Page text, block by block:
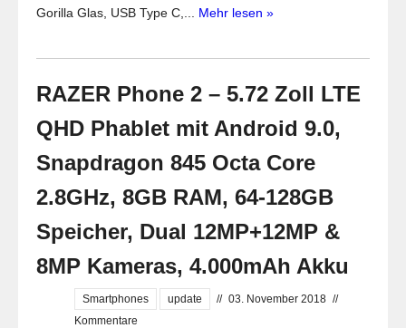
Gorilla Glas, USB Type C,... Mehr lesen »
RAZER Phone 2 – 5.72 Zoll LTE
QHD Phablet mit Android 9.0,
Snapdragon 845 Octa Core
2.8GHz, 8GB RAM, 64-128GB
Speicher, Dual 12MP+12MP &
8MP Kameras, 4.000mAh Akku
Smartphones update // 03. November 2018 //
Kommentare